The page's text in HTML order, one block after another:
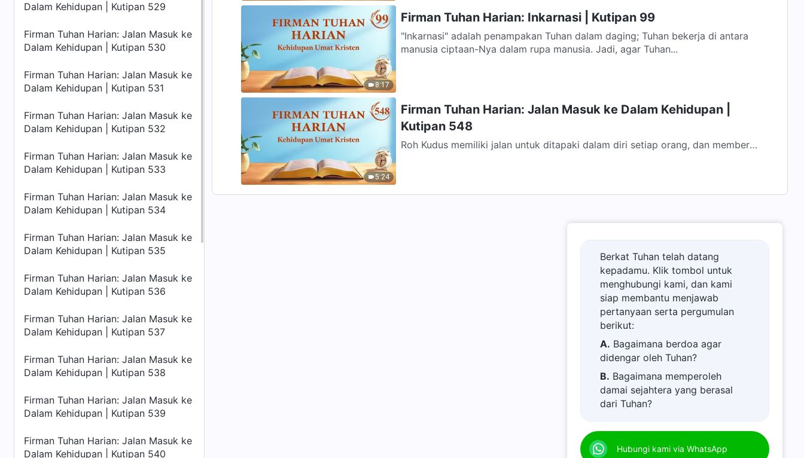
Dalam Kehidupan | Kutipan 529
Firman Tuhan Harian: Jalan Masuk ke
Dalam Kehidupan | Kutipan 530
Firman Tuhan Harian: Jalan Masuk ke
Dalam Kehidupan | Kutipan 531
Firman Tuhan Harian: Jalan Masuk ke
Dalam Kehidupan | Kutipan 532
Firman Tuhan Harian: Jalan Masuk ke
Dalam Kehidupan | Kutipan 533
Firman Tuhan Harian: Jalan Masuk ke
Dalam Kehidupan | Kutipan 534
Firman Tuhan Harian: Jalan Masuk ke
Dalam Kehidupan | Kutipan 535
Firman Tuhan Harian: Jalan Masuk ke
Dalam Kehidupan | Kutipan 536
Firman Tuhan Harian: Jalan Masuk ke
Dalam Kehidupan | Kutipan 537
Firman Tuhan Harian: Jalan Masuk ke
Dalam Kehidupan | Kutipan 538
Firman Tuhan Harian: Jalan Masuk ke
Dalam Kehidupan | Kutipan 539
Firman Tuhan Harian: Jalan Masuk ke
Dalam Kehidupan | Kutipan 540
8:17
Firman Tuhan Harian: Inkarnasi | Kutipan 99
"Inkarnasi" adalah penampakan Tuhan dalam daging; Tuhan bekerja di antara
manusia ciptaan-Nya dalam rupa manusia. Jadi, agar Tuhan...
5:24
Firman Tuhan Harian: Jalan Masuk ke Dalam Kehidupan |
Kutipan 548
Roh Kudus memiliki jalan untuk ditapaki dalam diri setiap orang, dan memberi
Berkat Tuhan telah datang
kepadamu. Klik tombol untuk
menghubungi kami, dan kami
siap membantu menjawab
pertanyaan serta pergumulan
berikut:
A. Bagaimana berdoa agar
didengar oleh Tuhan?
B. Bagaimana memperoleh
damai sejahtera yang berasal
dari Tuhan?
D.
Belajar firman Tuhan dan
Hubungi kami via WhatsApp